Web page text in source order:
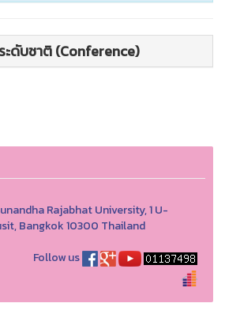
ะดับชาติ (Conference)
Rajabhat University, 1 U-
Bangkok 10300 Thailand
Follow us